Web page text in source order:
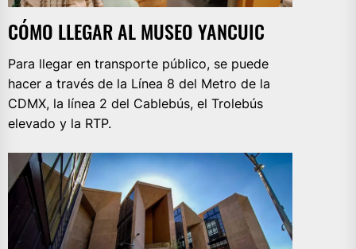
CÓMO LLEGAR AL MUSEO YANCUIC
Para llegar en transporte público, se puede
hacer a través de la Línea 8 del Metro de la
CDMX, la línea 2 del Cablebús, el Trolebús
elevado y la RTP.